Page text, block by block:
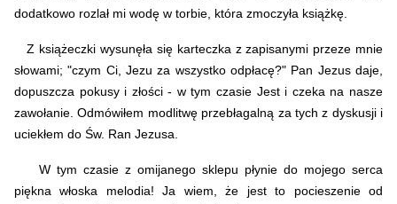
dodatkowo rozlał mi wodę w torbie, która zmoczyła książkę.
Z książeczki wysunęła się karteczka z zapisanymi przeze mnie
słowami; "czym Ci, Jezu za wszystko odpłacę?" Pan Jezus daje,
dopuszcza pokusy i złości - w tym czasie Jest i czeka na nasze
zawołanie. Odmówiłem modlitwę przebłagalną za tych z dyskusji i
uciekłem do Św. Ran Jezusa.
W tym czasie z omijanego sklepu płynie do mojego serca
piękna włoska melodia! Ja wiem, że jest to pocieszenie od